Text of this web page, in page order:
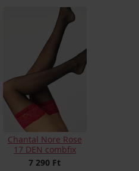
Chantal Nore Rose
17 DEN combfix
7 290 Ft